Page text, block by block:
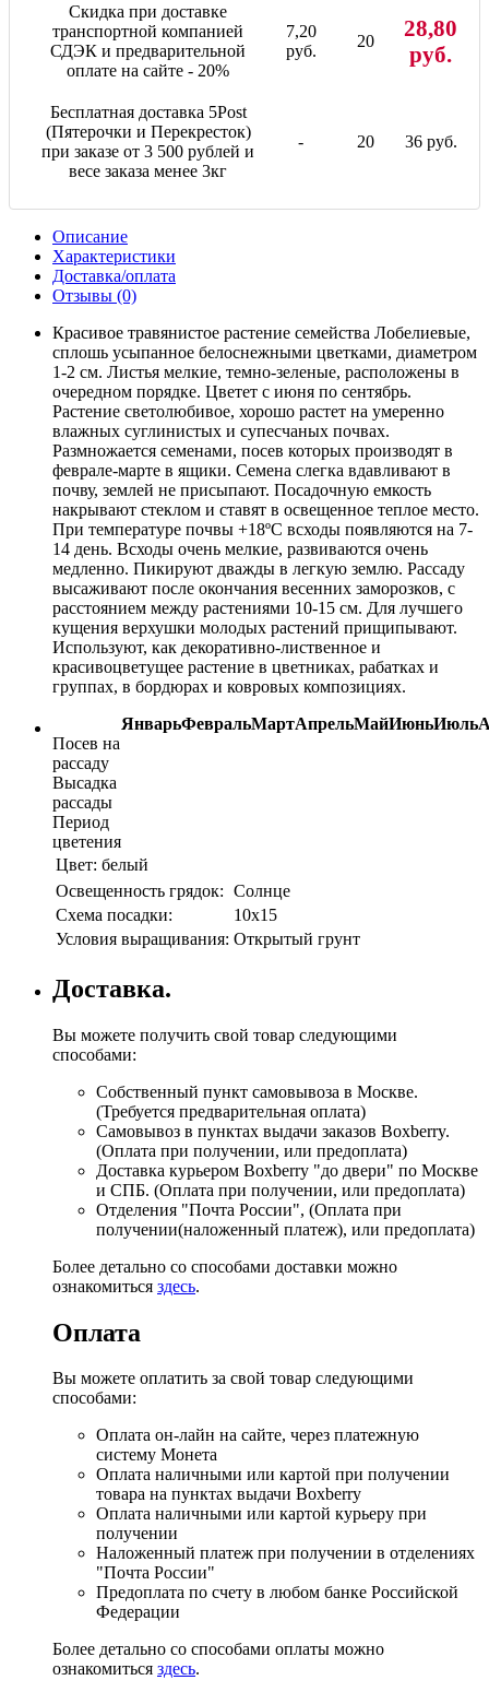
Скидка при доставке
транспортной компанией
СДЭК и предварительной
оплате на сайте - 20%
7,20
руб.
20
28,80
руб.
Бесплатная доставка 5Post
(Пятерочки и Перекресток)
при заказе от 3 500 рублей и
весе заказа менее 3кг
- 20 36 руб.
Описание
Характеристики
Доставка/оплата
Отзывы (0)
Красивое травянистое растение семейства Лобелиевые,
сплошь усыпанное белоснежными цветками, диаметром
1-2 см. Листья мелкие, темно-зеленые, расположены в
очередном порядке. Цветет с июня по сентябрь.
Растение светолюбивое, хорошо растет на умеренно
влажных суглинистых и супесчаных почвах.
Размножается семенами, посев которых производят в
феврале-марте в ящики. Семена слегка вдавливают в
почву, землей не присыпают. Посадочную емкость
накрывают стеклом и ставят в освещенное теплое место.
При температуре почвы +18ºС всходы появляются на 7-
14 день. Всходы очень мелкие, развиваются очень
медленно. Пикируют дважды в легкую землю. Рассаду
высаживают после окончания весенних заморозков, с
расстоянием между растениями 10-15 см. Для лучшего
кущения верхушки молодых растений прищипывают.
Используют, как декоративно-лиственное и
красивоцветущее растение в цветниках, рабатках и
группах, в бордюрах и ковровых композициях.
ЯнварьФевральМартАпрельМайИюньИюль
Посев на
рассаду
Высадка
рассады
Период
цветения
Цвет: белый
Освещенность грядок: Солнце
Схема посадки:
10х15
Условия выращивания: Открытый грунт
Доставка.
Вы можете получить свой товар следующими
способами:
Собственный пункт самовывоза в Москве.
(Требуется предварительная оплата)
Самовывоз в пунктах выдачи заказов Boxberry.
(Оплата при получении, или предоплата)
Доставка курьером Boxberry "до двери" по Москве
и СПБ. (Оплата при получении, или предоплата)
Отделения "Почта России", (Оплата при
получении(наложенный платеж), или предоплата)
Более детально со способами доставки можно
ознакомиться здесь.
Оплата
Вы можете оплатить за свой товар следующими
способами:
Оплата он-лайн на сайте, через платежную
систему Монета
Оплата наличными или картой при получении
товара на пунктах выдачи Boxberry
Оплата наличными или картой курьеру при
получении
Наложенный платеж при получении в отделениях
"Почта России"
Предоплата по счету в любом банке Российской
Федерации
Более детально со способами оплаты можно
ознакомиться здесь.